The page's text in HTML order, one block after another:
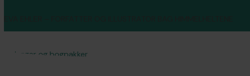
Se bøger og bogpakker